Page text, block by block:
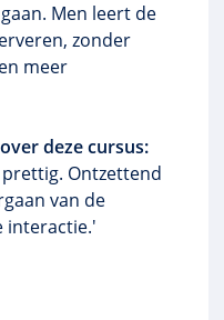
Men leert de
zonder
meer
deze cursus:
Ontzettend
van de
interactie.'